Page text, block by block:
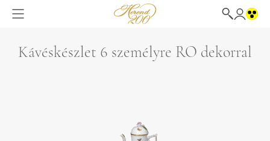
Kávéskészlet 6 személyre RO dekorral